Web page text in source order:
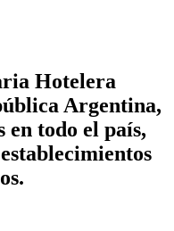
Hotelera
Argentina,
en todo el país,